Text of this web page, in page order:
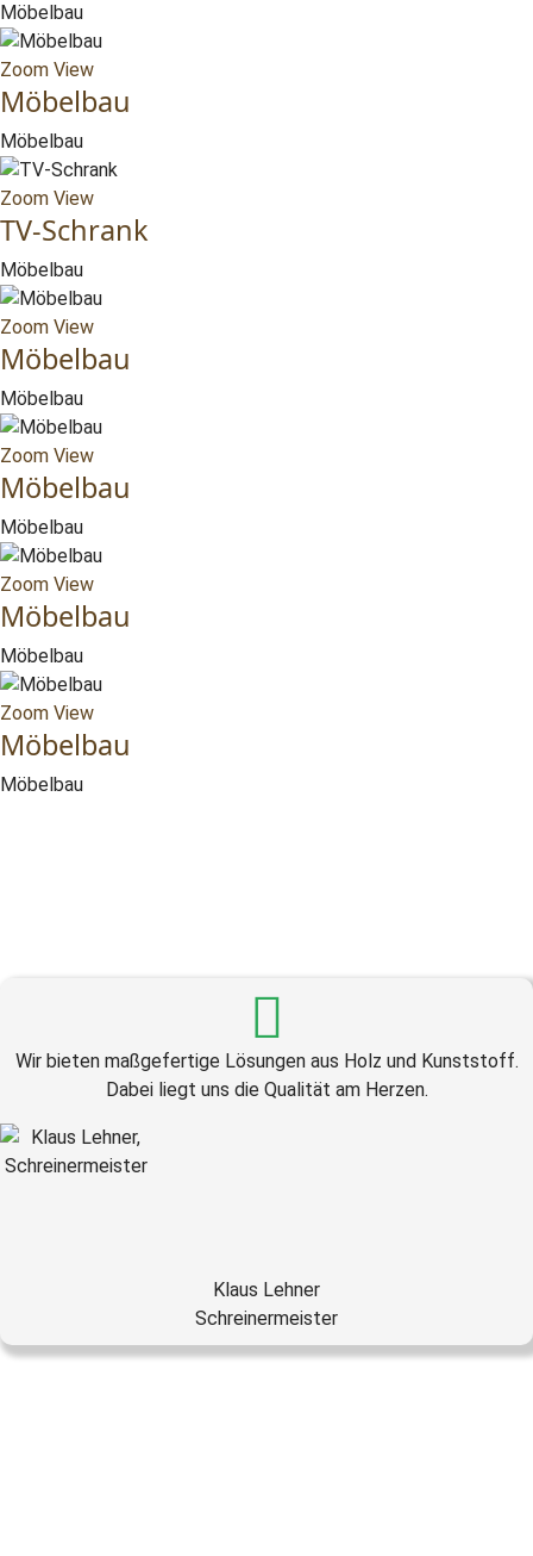
Möbelbau
Zoom View
Möbelbau
Möbelbau
Zoom View
TV-Schrank
Möbelbau
Zoom View
Möbelbau
Möbelbau
Zoom View
Möbelbau
Möbelbau
Zoom View
Möbelbau
Möbelbau
Zoom View
Möbelbau
Möbelbau
Wir bieten maßgefertige Lösungen aus Holz und Kunststoff.
Dabei liegt uns die Qualität am Herzen.
Klaus Lehner
Schreinermeister